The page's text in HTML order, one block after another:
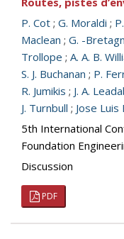
P. Cot ; G. Moraldi ;
Maclean ; G. -
Trollope ; A. A. B.
S. J. Buchanan ; P.
R. Jumikis ; J. A.
J. Turnbull ; Jose Luis
5th International
Foundation
Discussion
PDF